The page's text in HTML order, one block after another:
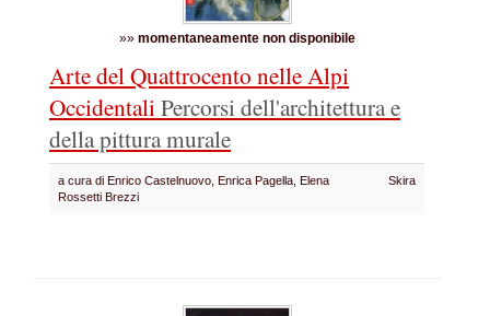
»» momentaneamente non disponibile
Arte del Quattrocento nelle Alpi
OccidentaliPercorsi dell'architettura e
della pittura murale
a cura di Enrico Castelnuovo, Enrica Pagella, Elena
Rossetti Brezzi
Skira